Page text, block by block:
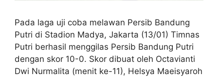
Pada laga uji coba melawan Persib Bandung
Putri di Stadion Madya, Jakarta (13/01) Timnas
Putri berhasil menggilas Persib Bandung Putri
dengan skor 10-0. Skor dibuat oleh Octavianti
Dwi Nurmalita (menit ke-11), Helsya Maeisyaroh